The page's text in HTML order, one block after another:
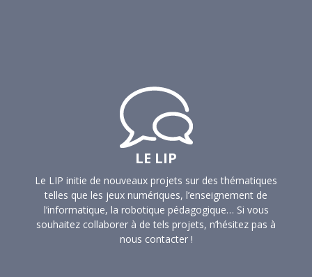
LE LIP
Le LIP initie de nouveaux projets sur des thématiques
telles que les jeux numériques, l’enseignement de
l’informatique, la robotique pédagogique… Si vous
souhaitez collaborer à de tels projets, n’hésitez pas à
nous contacter !